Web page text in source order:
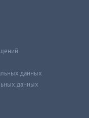
данных
данных